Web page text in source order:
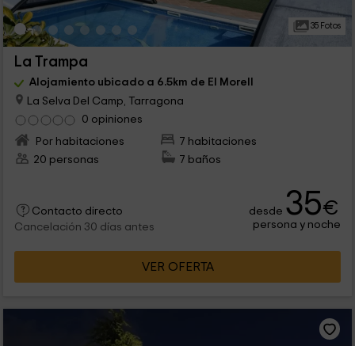
35 Fotos
La Trampa
Alojamiento ubicado a 6.5km de El Morell
La Selva Del Camp, Tarragona
0 opiniones
Por habitaciones
7 habitaciones
20 personas
7 baños
Contacto directo
Cancelación 30 días antes
desde 35€
persona y noche
VER OFERTA